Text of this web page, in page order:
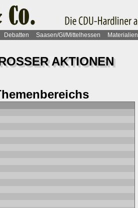
Debatten Saasen/GI/Mittelhessen Materialien
AKTIONEN